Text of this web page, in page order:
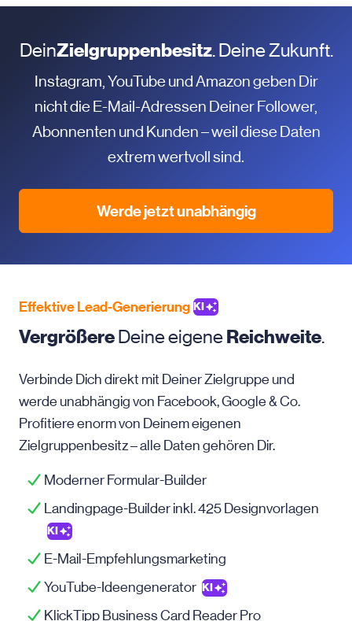
DeinZielgruppenbesitz. Deine Zukunft.
Instagram, YouTube und Amazon geben Dir
nicht die E-Mail-Adressen Deiner Follower,
Abonnenten und Kunden – weil diese Daten
extrem wertvoll sind.
Werde jetzt unabhängig
Effektive Lead-Generierung KI
VergrößereDeine eigeneReichweite.
Verbinde Dich direkt mit Deiner Zielgruppe und
werde unabhängig von Facebook, Google & Co.
Profitiere enorm von Deinem eigenen
Zielgruppenbesitz – alle Daten gehören Dir.
Moderner Formular-Builder
Landingpage-Builder inkl. 425 Designvorlagen
KI
E-Mail-Empfehlungsmarketing
YouTube-Ideengenerator KI
KlickTipp Business Card Reader Pro